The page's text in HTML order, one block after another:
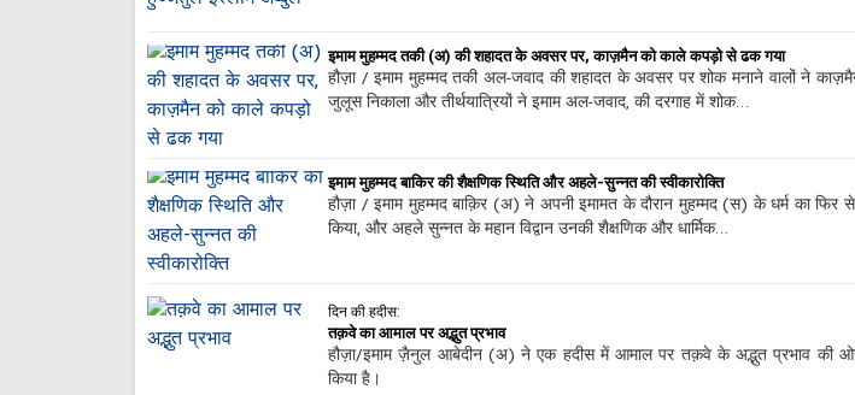
इमाम मुहम्मद तकी (अ) की शहादत के अवसर पर, काज़मैन को काले कपड़ो से ढक गया
हौज़ा / इमाम मुहम्मद तकी अल-जवाद की शहादत के अवसर पर शोक मनाने वालों ने
जुलूस निकाला और तीर्थयात्रियों ने इमाम अल-जवाद, की दरगाह में शोक…
इमाम मुहम्मद बाकिर की शैक्षणिक स्थिति और अहले-सुन्नत की स्वीकारोक्ति
हौज़ा / इमाम मुहम्मद बाक़िर (अ) ने अपनी इमामत के दौरान मुहम्मद (स) के धर्म का फिर से
किया, और अहले सुन्नत के महान विद्वान उनकी शैक्षणिक और धार्मिक…
दिन की हदीस:
तक़वे का आमाल पर अद्भुत प्रभाव
हौज़ा/इमाम ज़ैनुल आबेदीन (अ) ने एक हदीस में आमाल पर तक़वे के अद्भुत प्रभाव की
किया है।